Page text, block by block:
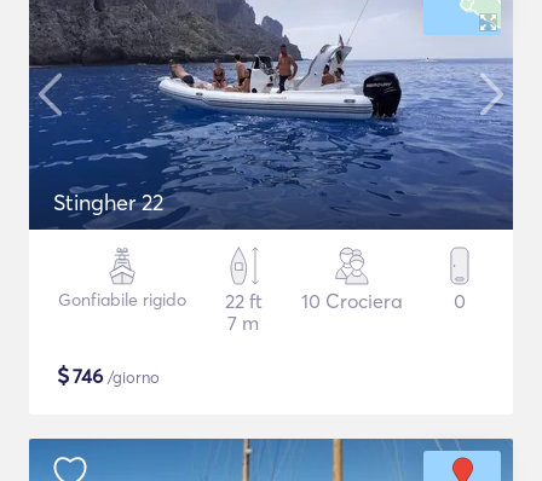
Stingher 22
Gonfiabile rigido
22 ft
7 m
10 Crociera 0
$746 /giorno